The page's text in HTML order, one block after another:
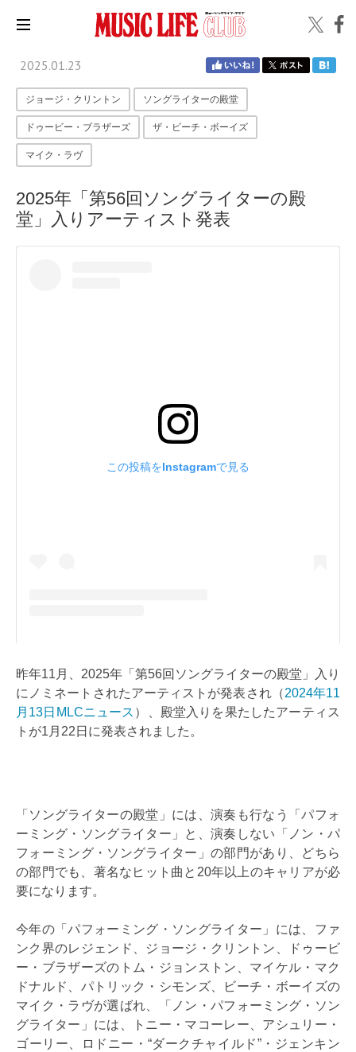
2025.01.23
ジョージ・クリントン ソングライターの殿堂
ドゥービー・ブラザーズ ザ・ビーチ・ボーイズ
マイク・ラヴ
2025年「第56回ソングライターの殿
堂」入りアーティスト発表
昨年11月、2025年「第56回ソングライターの殿堂」入り
にノミネートされたアーティストが発表され（2024年11
月13日MLCニュース ）、殿堂入りを果たしたアーティス
トが1月22日に発表されました。
「ソングライターの殿堂」には、演奏も行なう「パフォ
ーミング・ソングライター」と、演奏しない「ノン・パ
フォーミング・ソングライター」の部門があり、どちら
の部門でも、著名なヒット曲と20年以上のキャリアが必
要になります。
今年の「パフォーミング・ソングライター」には、ファ
ンク界のレジェンド、ジョージ・クリントン、ドゥービ
ー・ブラザーズのトム・ジョンストン、マイケル・マク
ドナルド、パトリック・シモンズ、ビーチ・ボーイズの
マイク・ラヴが選ばれ、「ノン・パフォーミング・ソン
グライター」には、トニー・マコーレー、アシュリー・
ゴーリー、ロドニー・“ダークチャイルド”・ジェンキン